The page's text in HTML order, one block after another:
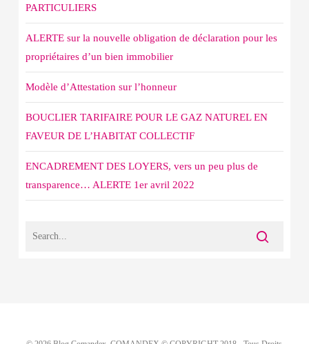
PARTICULIERS
ALERTE sur la nouvelle obligation de déclaration pour les
propriétaires d’un bien immobilier
Modèle d’Attestation sur l’honneur
BOUCLIER TARIFAIRE POUR LE GAZ NATUREL EN
FAVEUR DE L’HABITAT COLLECTIF
ENCADREMENT DES LOYERS, vers un peu plus de
transparence… ALERTE 1er avril 2022